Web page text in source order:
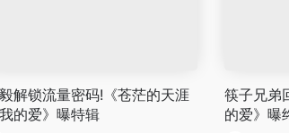
解锁流量密码!《苍茫的天涯
的爱》曝特辑
筷子兄弟
的爱》曝